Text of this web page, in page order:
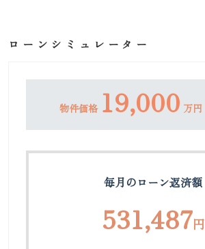
ローンシミュレーター
物件価格 19,000 万円
毎月のローン返済額
531,487円